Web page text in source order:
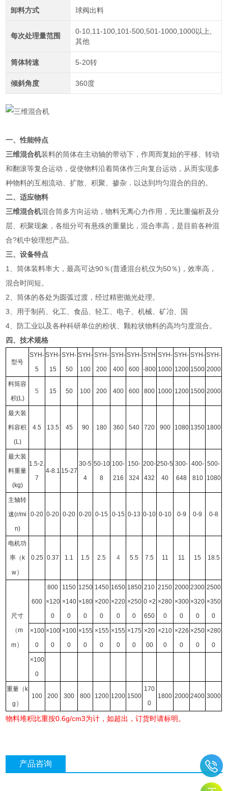
卸料方式 球阀出料
每次处理量范围
0-10,11-100,101-500,501-1000,1000以上,
其他
筒体转速 5-20转
倾斜角度 360度
一、性能特点
三维混合机装料的筒体在主动轴的带动下，作周而复始的平移、转动
和翻滚等复合运动，促使物料沿着筒体作三向复台运动，从而实现多
种物料的互相流动、扩散、积聚、掺杂．以达到均匀混合的目的。
二、适应物料
三维混合机混合筒多方向运动，物料无离心力作用，无比重偏析及分
层、积聚现象，各组分可有悬殊的重量比，混合率高，是目前各种混
合?机中较理想产品。
三、设备特点
1、筒体装料率大，最高可达90％(普通混台机仅为50％)，效率高，
混合时间短。
2、筒体的各处为圆弧过渡，经过精密抛光处理。
3、用于制药、化工、食品、轻工、电子、机械、矿冶、国
4、防工业以及各种科研单位的粉状、颗粒状物料的高均匀度混合。
四、技术规格
型号
SYH-
5
SYH-
15
SYH-
50
SYH-
100
SYH-
200
SYH-
400
SYH-
600
SYH
-800
SYH-
1000
SYH-
1200
SYH-
1500
SYH-
2000
料筒容
积(L)
5 15 50 100 200 400 600 800 1000 1200 1500 2000
最大装
料容积
(L)
4.5 13.5 45 90 180 360 540 720 900 1080 1350 1800
最大装
料重量
(kg)
1.5-2.
7
4-8.1 15-27
30-5
4
50-10
8
100-
216
150-
324
200-
432
250-5
40
300-
648
400-
810
500-
1080
主轴转
速(r/mi
n)
0-20 0-20 0-20 0-20 0-15 0-15 0-13 0-10 0-10 0-9 0-9 0-8
电机功
率（k
w）
0.25 0.37 1.1 1.5 2.5 4 5.5 7.5 11 11 15 18.5
尺寸
（m
m）
600
800
×120
0
1150
×140
0
1250
×180
0
1450
×200
0
1650
×220
0
1850
×250
0
210
0 ×2
650
2150
×280
0
2000
×300
0
2300
×320
0
2500
×350
0
×100
0
×100
0
×100
0
×155
0
×155
0
×155
0
×175
0
×20
00
×210
0
×226
0
×250
0
×280
0
×100
0
重量（k
g ）
100 200 300 800 1200 1200 1500
170
0
1800 2000 2400 3000
物料堆积比重按0.6g/cm3为计，如超出，订货时请标明。
产品咨询